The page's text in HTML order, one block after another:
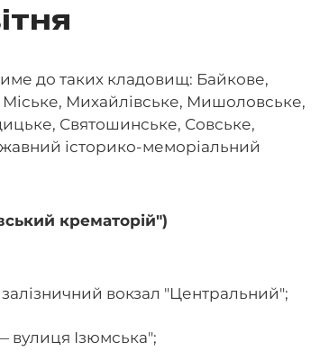
до таких кладовищ: Байкове,
Міське, Михайлівське, Мишоловське,
Святошинське, Совське,
історико-меморіальний
крематорій")
вокзал "Центральний";
Ізюмська";